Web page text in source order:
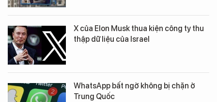
X của Elon Musk thua kiện công ty thu
thập dữ liệu của Israel
WhatsApp bất ngờ không bị chặn ở
Trung Quốc